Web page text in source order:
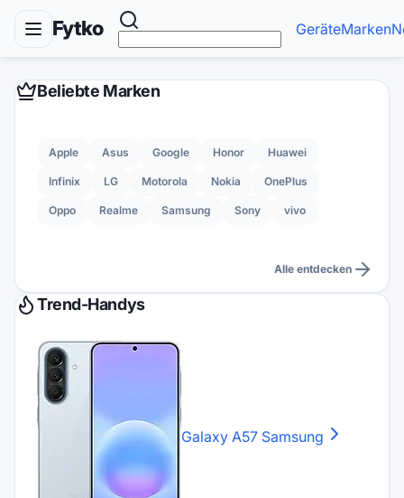
Fytko GeräteMarken
Beliebte Marken
Apple Asus Google Honor Huawei
Infinix LG Motorola Nokia OnePlus
Oppo Realme Samsung Sony vivo
Alle entdecken
Trend-Handys
Galaxy A57 Samsung